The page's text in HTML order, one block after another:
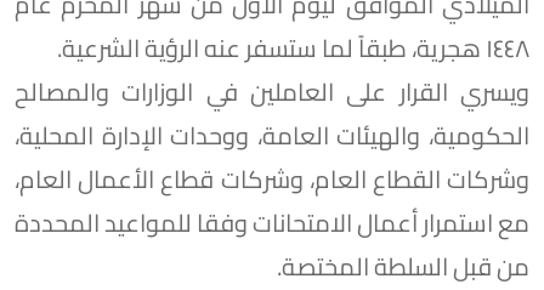
١٤٤٨ هجرية، طبقاً لما ستسفر عنه الرؤية الشرعية.
ويسري القرار على العاملين في الوزارات والمصالح
الحكومية، والهيئات العامة، ووحدات الإدارة المحلية،
وشركات القطاع العام، وشركات قطاع الأعمال العام،
مع استمرار أعمال الامتحانات وفقا للمواعيد المحددة
من قبل السلطة المختصة.